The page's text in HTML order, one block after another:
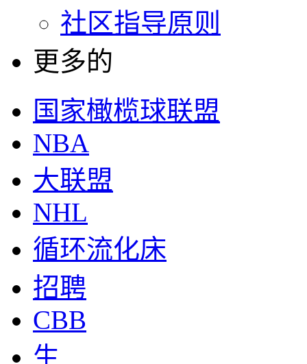
社区指导原则
更多的
国家橄榄球联盟
NBA
大联盟
NHL
循环流化床
招聘
CBB
生